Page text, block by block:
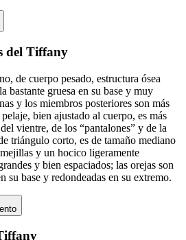
del Tiffany
de cuerpo pesado, estructura ósea
bastante gruesa en su base y muy
y los miembros posteriores son más
bien ajustado al cuerpo, es más
vientre, de los “pantalones” y de la
triángulo corto, es de tamaño mediano
y un hocico ligeramente
y bien espaciados; las orejas son
su base y redondeadas en su extremo.